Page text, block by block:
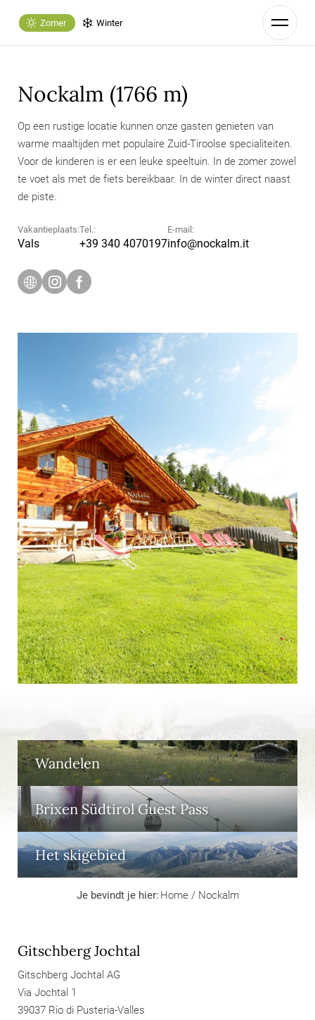
Zomer Winter
Nockalm (1766 m)
Op een rustige locatie kunnen onze gasten genieten van
warme maaltijden met populaire Zuid-Tiroolse specialiteiten.
Voor de kinderen is er een leuke speeltuin. In de zomer zowel
te voet als met de fiets bereikbaar. In de winter direct naast
de piste.
Vakantieplaats:
Vals
Tel.:
+39 340 4070197
E-mail:
info@nockalm.it
Wandelen
Brixen Südtirol Guest Pass
Het skigebied
Je bevindt je hier: Home / Nockalm
Gitschberg Jochtal
Gitschberg Jochtal AG
Via Jochtal 1
39037 Rio di Pusteria-Valles